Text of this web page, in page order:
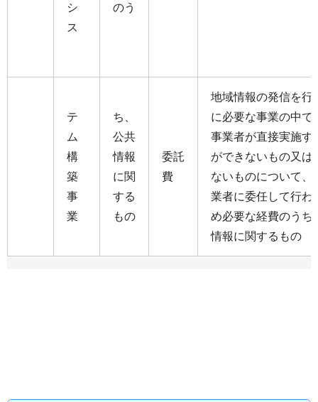
シ
ス
のう
テ
ム
構
築
事
業
ち、
公共
情報
に関
する
もの
委託
費
地域情報の発信を行
に必要な事業の中で
事業者が直接実施す
ができないもの又は
ないものについて、
業者に委任して行わ
め必要な経費のうち
情報に関するもの